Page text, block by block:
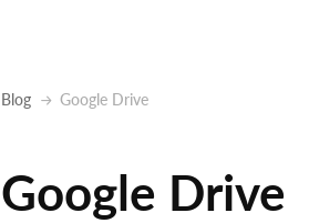
Blog Google Drive
Google Drive